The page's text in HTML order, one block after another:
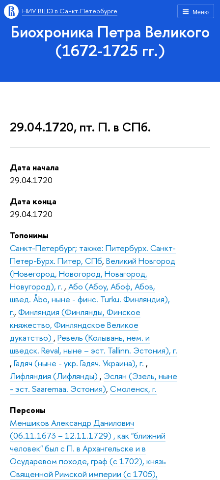
Меню
НИУ ВШЭ в Санкт-Петербурге
Биохроника Петра Великого
(1672-1725 гг.)
29.04.1720, пт. П. в СПб.
Дата начала
29.04.1720
Дата конца
29.04.1720
Топонимы
Санкт-Петербург; также: Питербурх. Санкт-
Петер-Бурх. Питер, СПб, Великий Новгород
(Новегород, Новогород, Новагород,
Новугород), г. , Або (Абоу, Абоф, Абов,
швед. Åbo, ныне - финс. Turku. Финляндия),
г., Финляндия (Финлянды, Финское
княжество, Финляндское Великое
дукатство) , Ревель (Колывань, нем. и
шведск. Reval, ныне – эст. Tallinn. Эстония), г.
, Гадяч (ныне - укр. Гадяч. Украина), г. ,
Лифляндия (Лифлянды) , Эслян (Эзель, ныне
- эст. Saaremaa. Эстония), Смоленск, г.
Персоны
Меншиков Александр Данилович
(06.11.1673 – 12.11.1729) , как "ближний
человек" был с П. в Архангельске и в
Осударевом походе, граф (с 1702), князь
Священной Римской империи (с 1705),